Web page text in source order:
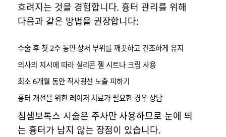
흐려지는 것을 경험합니다. 흉터 관리를 위해
다음과 같은 방법을 권장합니다:
수술 후 첫 2주 동안 상처 부위를 깨끗하고 건조하게 유지
의사의 지시에 따라 실리콘 젤 시트나 크림 사용
최소 6개월 동안 직사광선 노출 피하기
흉터 개선을 위한 레이저 치료가 필요한 경우 상담
침샘보톡스 시술은 주사만 사용하므로 눈에 띄
는 흉터가 남지 않는 장점이 있습니다.